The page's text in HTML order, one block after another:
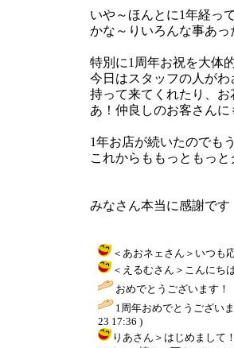
いや～ほんとに1年経っ
かな～りいろんな事あっ
特別に1周年お祝を大体
今日はスタッフの人が
持って来てくれたり、
あ！仲良しのお客さん
1年お店が続いたのでも
これからももっともっ
みなさん本当に感謝です
＜あおネェさん＞いつも
＜えるむさん＞こんにち
おめでとうございます
1周年おめでとうござい
23 17:36 )
りあさん＞はじめまして